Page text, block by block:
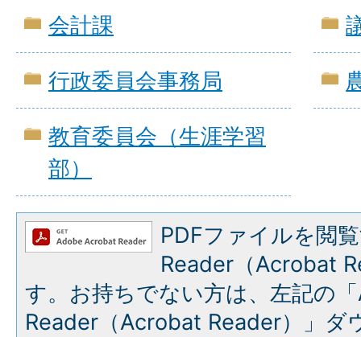
会計課
行政委員会事務局
教育委員会（生涯学習
部）
PDFファイルを閲
Reader（Acrobat
す。お持ちでない方は、左記の
Reader（Acrobat Reader）」ダ